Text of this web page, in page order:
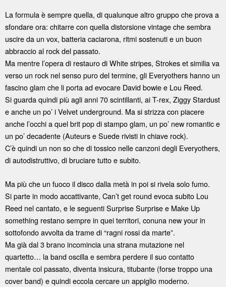
La formula è sempre quella, di qualunque altro gruppo che prova a
sfondare ora: chitarre con quella distorsione vintage che sembra
uscire da un vox, batteria caciarona, ritmi sostenuti e un buon
abbraccio al rock del passato.
Ma mentre l’opera di restauro di White stripes, Strokes et similia va
verso un rock nel senso puro del termine, gli Everyothers hanno un
fascino glam che li porta ad evocare David bowie e Lou Reed.
Si guarda quindi più agli anni 70 scintillanti, ai T-rex, Ziggy Stardust
e anche un po’ i Velvet underground. Ma si strizza con piacere
anche l’occhi a quel brit pop di stampo glam, un po’ new romantic e
un po’ decadente (Auteurs e Suede rivisti in chiave rock).
C’è quindi un non so che di tossico nelle canzoni degli Everyothers,
di autodistruttivo, di bruciare tutto e subito.
Ma più che un fuoco il disco dalla metà in poi si rivela solo fumo.
Si parte in modo accattivante, Can’t get round evoca subito Lou
Reed nel cantato, e le seguenti Surprise Surprise e Make Up
something restano sempre in quei territori, conuna new your in
sottofondo avvolta da trame di “ragni rossi da marte”.
Ma già dal 3 brano incomincia una strana mutazione nel
quartetto… la band oscilla e sembra perdere il suo contatto
mentale col passato, diventa insicura, titubante (forse troppo una
cover band) e quindi eccola cercare un appiglio moderno.